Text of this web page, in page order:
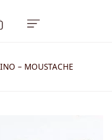
– MOUSTACHE